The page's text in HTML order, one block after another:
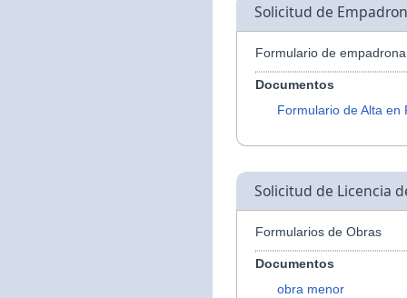
Solicitud de
Formulario de
Documentos
Formulario de Alta en
Solicitud de Licencia
Formularios de Obras
Documentos
obra menor